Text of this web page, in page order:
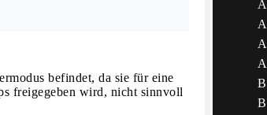
befindet, da sie für eine
freigegeben wird, nicht sinnvoll